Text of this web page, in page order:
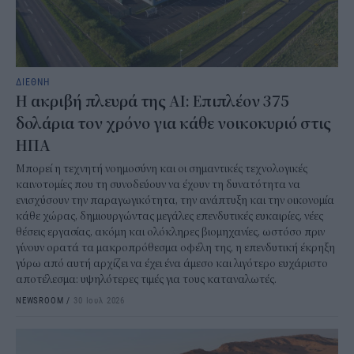
ΔΙΕΘΝΗ
Η ακριβή πλευρά της AI: Επιπλέον 375
δολάρια τον χρόνο για κάθε νοικοκυριό στις
ΗΠΑ
Μπορεί η τεχνητή νοημοσύνη και οι σημαντικές τεχνολογικές
καινοτομίες που τη συνοδεύουν να έχουν τη δυνατότητα να
ενισχύσουν την παραγωγικότητα, την ανάπτυξη και την οικονομία
κάθε χώρας, δημιουργώντας μεγάλες επενδυτικές ευκαιρίες, νέες
θέσεις εργασίας, ακόμη και ολόκληρες βιομηχανίες, ωστόσο πριν
γίνουν ορατά τα μακροπρόθεσμα οφέλη της, η επενδυτική έκρηξη
γύρω από αυτή αρχίζει να έχει ένα άμεσο και λιγότερο ευχάριστο
αποτέλεσμα: υψηλότερες τιμές για τους καταναλωτές.
NEWSROOM / 30 Ιουλ 2026